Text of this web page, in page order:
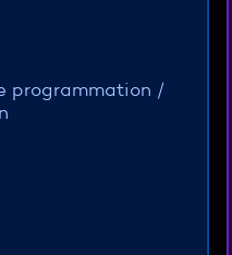
programmation /